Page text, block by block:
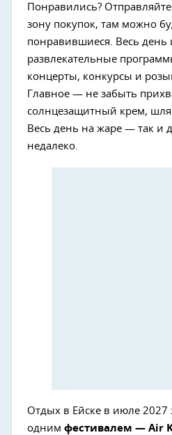
Понравились?
зону покупок, там можно
понравившиеся. Весь день
развлекательные
концерты, конкурсы и
Главное — не забыть
солнцезащитный крем,
Весь день на жаре — так и
недалеко.
Отдых в Ейске в июле 2027
одним фестивалем — Air